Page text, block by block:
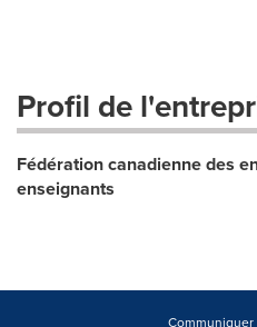
Profil de
Fédération canadienne des
enseignants
Communiquer